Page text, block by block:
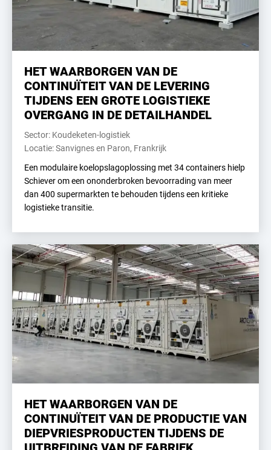
HET WAARBORGEN VAN DE
CONTINUÏTEIT VAN DE LEVERING
TIJDENS EEN GROTE LOGISTIEKE
OVERGANG IN DE DETAILHANDEL
Sector: Koudeketen-logistiek
Locatie: Sanvignes en Paron, Frankrijk
Een modulaire koelopslagoplossing met 34 containers hielp
Schiever om een ​​ononderbroken bevoorrading van meer
dan 400 supermarkten te behouden tijdens een kritieke
logistieke transitie.
HET WAARBORGEN VAN DE
CONTINUÏTEIT VAN DE PRODUCTIE VAN
DIEPVRIESPRODUCTEN TIJDENS DE